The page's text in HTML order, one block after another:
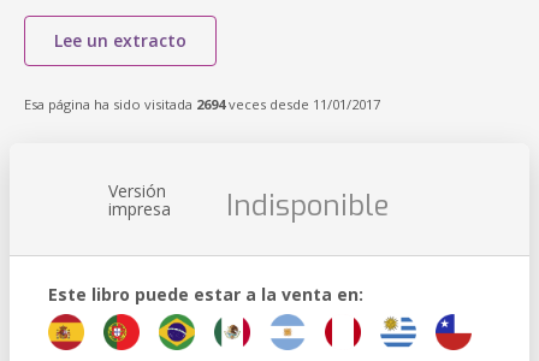
Lee un extracto
Esa página ha sido visitada 2694veces desde 11/01/2017
Versión
impresa Indisponible
Este libro puede estar a la venta en: